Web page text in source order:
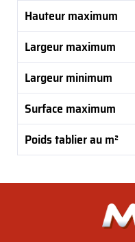
Hauteur maximum
Largeur maximum
Largeur minimum
Surface maximum
Poids tablier au m²